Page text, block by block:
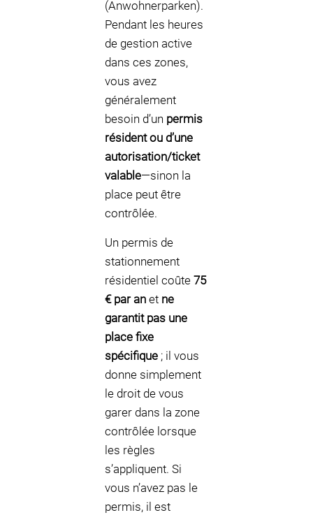
(Anwohnerparken).
Pendant les heures
de gestion active
dans ces zones,
vous avez
généralement
besoin d’un permis
résident ou d’une
autorisation/ticket
valable—sinon la
place peut être
contrôlée.
Un permis de
stationnement
résidentiel coûte 75
€ par an et ne
garantit pas une
place fixe
spécifique ; il vous
donne simplement
le droit de vous
garer dans la zone
contrôlée lorsque
les règles
s’appliquent. Si
vous n’avez pas le
permis, il est